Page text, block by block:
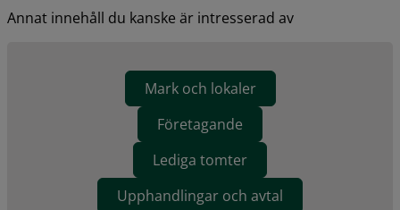
Annat innehåll du kanske är intresserad av
Mark och lokaler
Företagande
Lediga tomter
Upphandlingar och avtal